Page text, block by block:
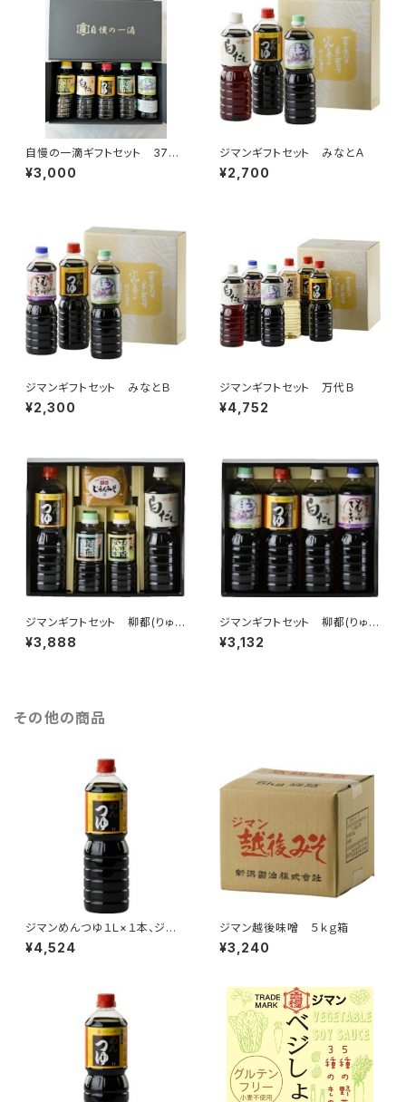
自慢の一滴ギフトセット 370
ｍｌ×５本
¥3,000
ジマンギフトセット みなとＡ
¥2,700
ジマンギフトセット みなとＢ
¥2,300
ジマンギフトセット 万代Ｂ
¥4,752
ジマンギフトセット 柳都(りゅう
と)Ａ
¥3,888
ジマンギフトセット 柳都(りゅう
と)Ｂ
¥3,132
その他の商品
ジマンめんつゆ１Ｌ×１本、ジマ
ン白だし１Ｌ×１本、ジマン越後
みそ１Ｋ×４ケ
¥4,524
ジマン越後味噌 ５ｋｇ箱
¥3,240